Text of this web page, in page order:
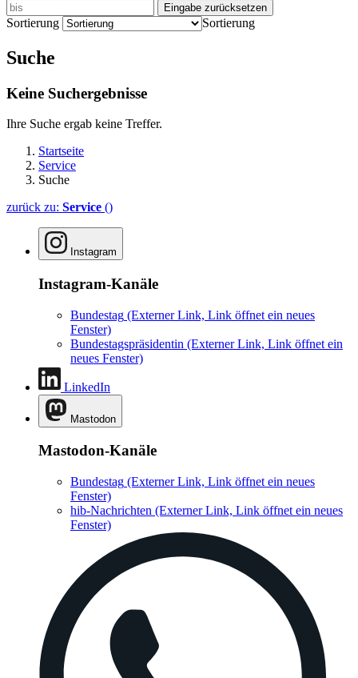
Eingabe zurücksetzen
Sortierung Sortierung
Suche
Keine Suchergebnisse
Ihre Suche ergab keine Treffer.
Startseite
Service
Suche
zurück zu: Service ()
Instagram
Instagram-Kanäle
Bundestag (Externer Link, Link öffnet ein neues
Fenster)
Bundestagspräsidentin (Externer Link, Link öffnet ein
neues Fenster)
LinkedIn
Mastodon
Mastodon-Kanäle
Bundestag (Externer Link, Link öffnet ein neues
Fenster)
hib-Nachrichten (Externer Link, Link öffnet ein neues
Fenster)